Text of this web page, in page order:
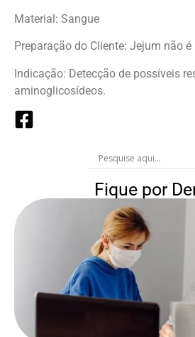
Material: Sangue
Preparação do Cliente: Jejum não é
Indicação: Detecção de possíveis
aminoglicosídeos.
Fique por